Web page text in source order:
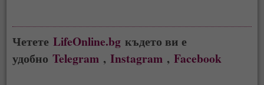
ЧететеLifeOnline.bg където ви е
удобноTelegram ,Instagram ,Facebook